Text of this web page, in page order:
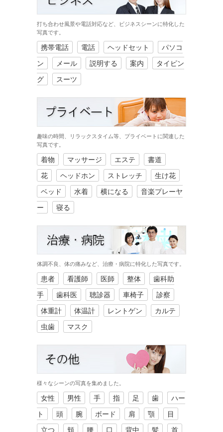
打ち合わせ風景や電話対応など、ビジネスシーンに特化した
写真です。
携帯電話 電話 ヘッドセット
パソコ
ン
メール 説明する 案内
タイピン
グ
スーツ
趣味の時間、リラックスタイム等、プライベートに関連した
写真です。
着物 マッサージ エステ
書道
花
ヘッドホン ストレッチ
生け花
ベッド
水着 横になる
音楽プレーヤ
ー
寝る
体調不良、体の痛みなど、治療・病院に特化した写真です。
患者 看護師 医師 整体
歯科助
手
歯科医 聴診器 車椅子
診察
体重計
体温計 レントゲン
カルテ
虫歯
マスク
様々なシーンの写真を集めました。
女性 男性 手 指 足 歯
ハー
ト
頭 腕 ボード 肩 顎
目
立つ
頬 腰 口 背中 髪 首